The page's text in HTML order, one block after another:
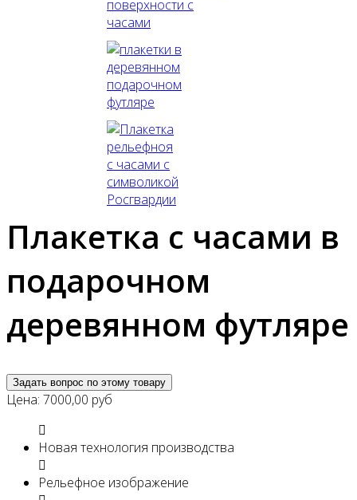
Плакетка с часами в
подарочном
деревянном футляре
Задать вопрос по этому товару
Цена: 7000,00 руб
Новая технология производства
Рельефное изображение